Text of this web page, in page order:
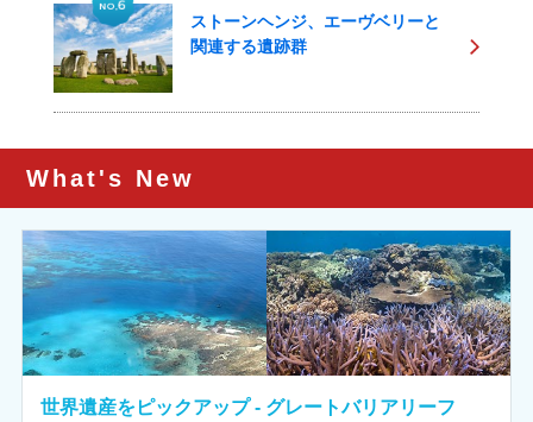
ストーンヘンジ、エーヴベリーと
関連する遺跡群
What's New
世界遺産をピックアップ - グレートバリアリーフ